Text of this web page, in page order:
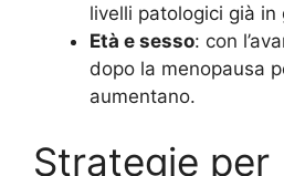
livelli patologici già in
Età e sesso: con
dopo la menopausa
aumentano.
Strategie per